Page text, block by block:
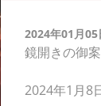
2024年01月
鏡開きの御
2024年1月8